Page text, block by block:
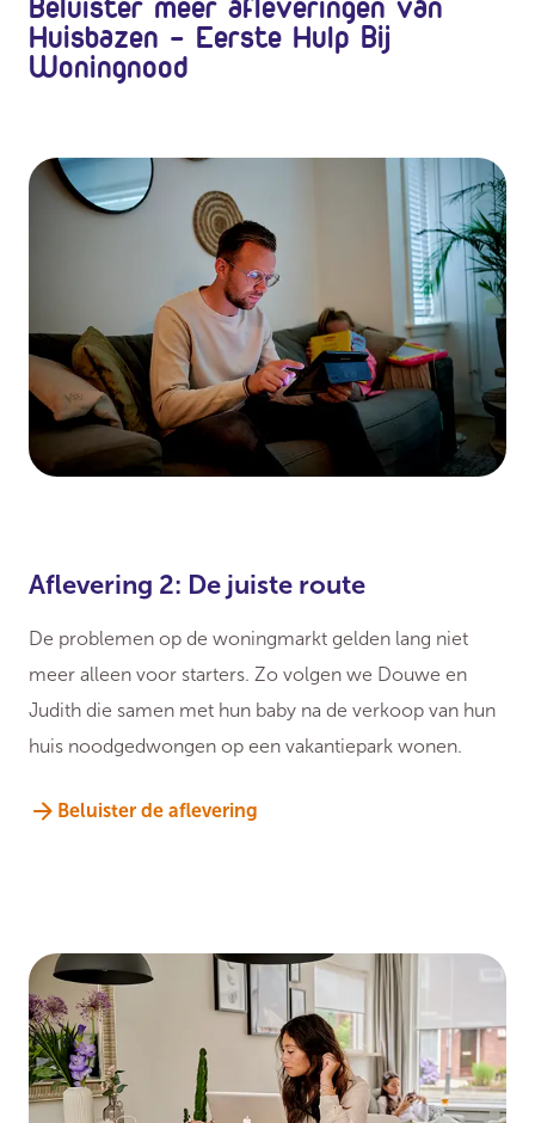
Huisbazen - Eerste Hulp Bij
Woningnood
Aflevering 2: De juiste route
De problemen op de woningmarkt gelden lang niet
meer alleen voor starters. Zo volgen we Douwe en
Judith die samen met hun baby na de verkoop van hun
huis noodgedwongen op een vakantiepark wonen.
Beluister de aflevering